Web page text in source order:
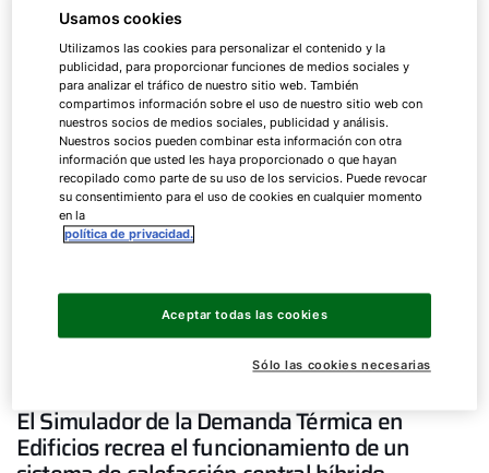
WOLF desarrolla dos
herramientas para contribuir a
la descarbonización de la
calefacción colectiva con
sistemas de aerotermia
La herramienta de Análisis Energético de
dimensionado de una instalación híbrida
con bomba de calor para la producción de
ACS, cubriendo hasta un 100% de la
El Simulador de la Demanda Térmica en
Edificios recrea el funcionamiento de un
Usamos cookies
Utilizamos las cookies para personalizar el contenido y la
publicidad, para proporcionar funciones de medios sociales y
para analizar el tráfico de nuestro sitio web. También
compartimos información sobre el uso de nuestro sitio web con
nuestros socios de medios sociales, publicidad y análisis.
Nuestros socios pueden combinar esta información con otra
información que usted les haya proporcionado o que hayan
recopilado como parte de su uso de los servicios. Puede revocar
su consentimiento para el uso de cookies en cualquier momento
en la
política de privacidad.
Sólo las cookies necesarias
Aceptar todas las cookies